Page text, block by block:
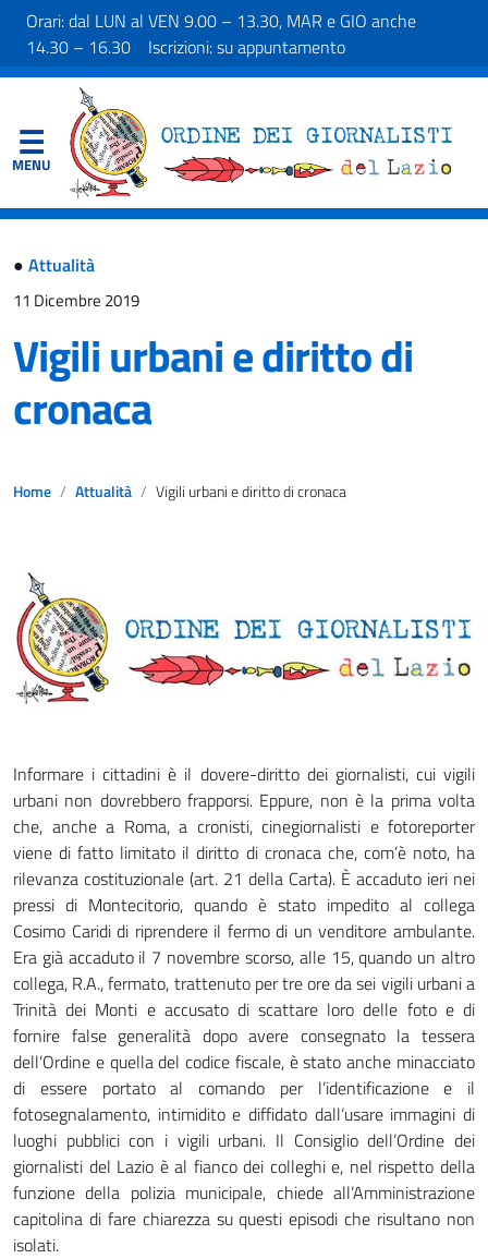
Orari: dal LUN al VEN 9.00 – 13.30, MAR e GIO anche
14.30 – 16.30 Iscrizioni: su appuntamento
● Attualità
11 Dicembre 2019
Vigili urbani e diritto di
cronaca
Home Attualità Vigili urbani e diritto di cronaca
Informare i cittadini è il dovere-diritto dei giornalisti, cui vigili
urbani non dovrebbero frapporsi. Eppure, non è la prima volta
che, anche a Roma, a cronisti, cinegiornalisti e fotoreporter
viene di fatto limitato il diritto di cronaca che, com’è noto, ha
rilevanza costituzionale (art. 21 della Carta). È accaduto ieri nei
pressi di Montecitorio, quando è stato impedito al collega
Cosimo Caridi di riprendere il fermo di un venditore ambulante.
Era già accaduto il 7 novembre scorso, alle 15, quando un altro
collega, R.A., fermato, trattenuto per tre ore da sei vigili urbani a
Trinità dei Monti e accusato di scattare loro delle foto e di
fornire false generalità dopo avere consegnato la tessera
dell’Ordine e quella del codice fiscale, è stato anche minacciato
di essere portato al comando per l’identificazione e il
fotosegnalamento, intimidito e diffidato dall’usare immagini di
luoghi pubblici con i vigili urbani. Il Consiglio dell’Ordine dei
giornalisti del Lazio è al fianco dei colleghi e, nel rispetto della
funzione della polizia municipale, chiede all’Amministrazione
capitolina di fare chiarezza su questi episodi che risultano non
isolati.